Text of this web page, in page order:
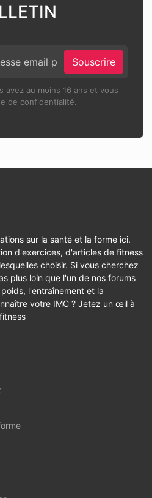
Souscrire
avez au moins 16 ans et vous
de confidentialité.
sur la santé et la forme ici.
d'exercices, d'articles de fitness
choisir. Si vous cherchez
plus loin que l'un de nos forums
l'entraînement et la
votre IMC ? Jetez un œil à